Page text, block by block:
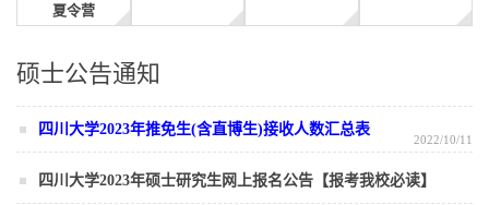
夏令营
硕士公告通知
四川大学2023年推免生(含直博生)接收人数汇总表
2022/10/11
四川大学2023年硕士研究生网上报名公告【报考我校必读】